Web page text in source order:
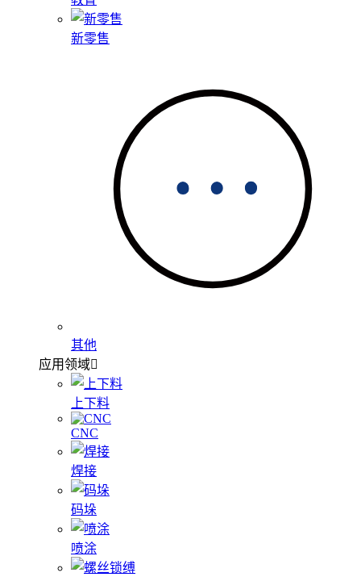
新零售
其他
应用领域
上下料
CNC
焊接
码垛
喷涂